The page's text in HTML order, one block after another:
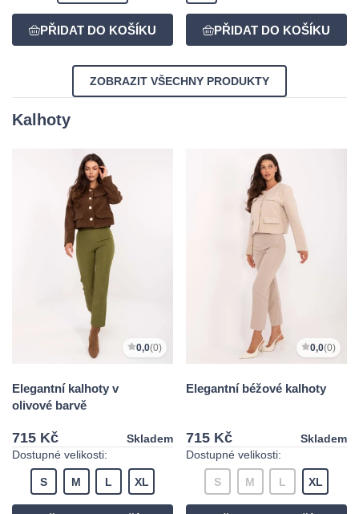
ZOBRAZIT VŠECHNY PRODUKTY
Kalhoty
0,0(0)
Elegantní kalhoty v
olivové barvě
715 Kč
Skladem
Dostupné velikosti:
S M L XL
0,0(0)
Elegantní béžové kalhoty
715 Kč
Skladem
Dostupné velikosti:
S M L XL